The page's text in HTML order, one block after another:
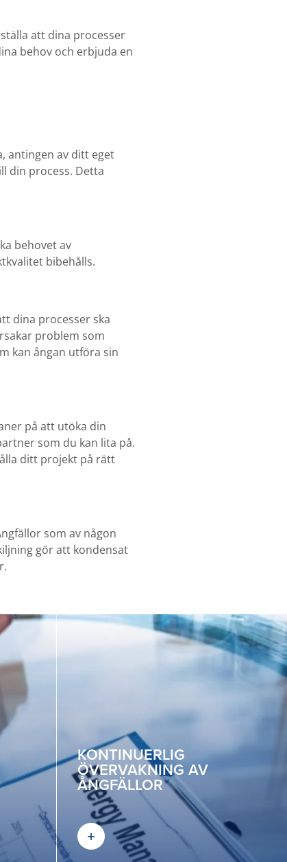
att dina processer
behov och erbjuda en
antingen av ditt eget
din process. Detta
behovet av
bibehålls.
dina processer ska
problem som
kan ångan utföra sin
på att utöka din
som du kan lita på.
ditt projekt på rätt
som av någon
gör att kondensat
KONTINUERLIG
ÖVERVAKNING AV
ÅNGFÄLLOR